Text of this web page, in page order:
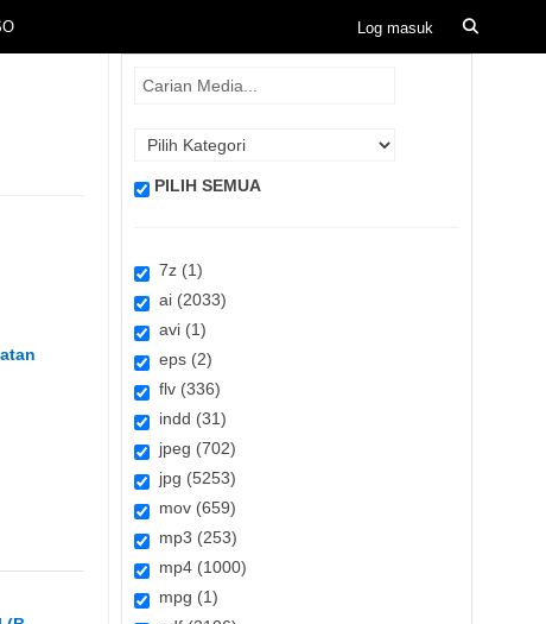
PILIH SEMUA
7z (1)
ai (2033)
avi (1)
eps (2)
flv (336)
indd (31)
jpeg (702)
jpg (5253)
mov (659)
mp3 (253)
mp4 (1000)
mpg (1)